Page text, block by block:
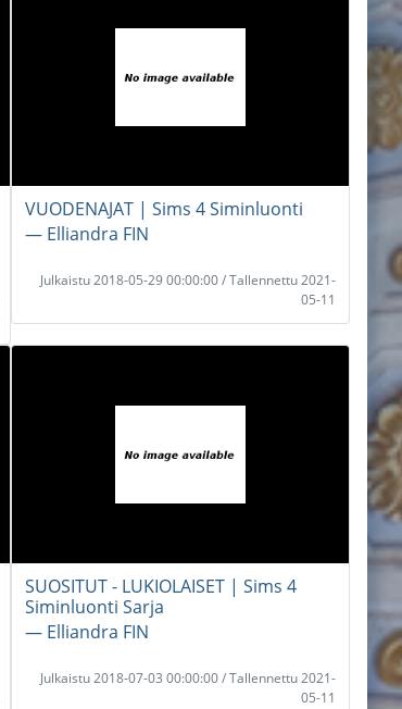
VUODENAJAT | Sims 4 Siminluonti
― Elliandra FIN
Julkaistu 2018-05-29 00:00:00 / Tallennettu 2021-
05-11
SUOSITUT - LUKIOLAISET | Sims 4
Siminluonti Sarja
― Elliandra FIN
Julkaistu 2018-07-03 00:00:00 / Tallennettu 2021-
05-11